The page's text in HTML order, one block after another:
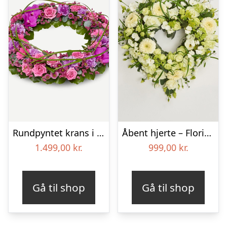
Rundpyntet krans i klassisk stil – pink
1.499,00 kr.
Gå til shop
Åbent hjerte – Floristens kreative valg
999,00 kr.
Gå til shop